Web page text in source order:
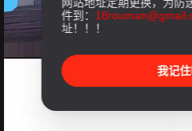
件到：
址！！！
我记